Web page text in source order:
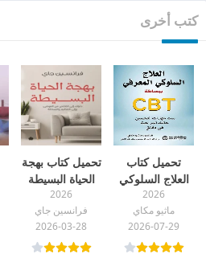
كتب أخرى
تحميل كتاب
العلاج السلوكي
المعرفي ببساطة
CBT pdf
2026
ماثيو مكاي
2026-07-29
تحميل كتاب بهجة
الحياة البسيطة
pdf
2026
فرانسين جاي
2026-03-28